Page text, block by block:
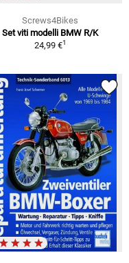
Screws4Bikes
Set viti modelli BMW R/K
24,99 €1